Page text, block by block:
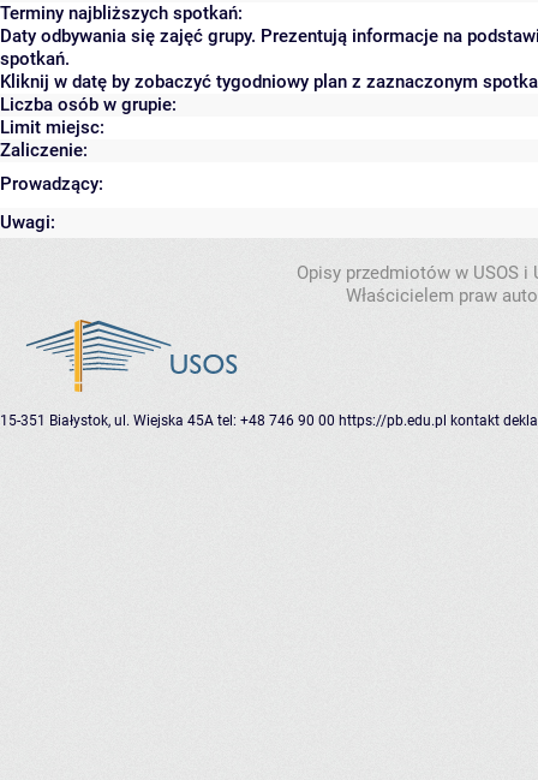
Terminy najbliższych spotkań:
Daty odbywania się zajęć grupy. Prezentują informacje na
spotkań.
Kliknij w datę by zobaczyć tygodniowy plan z zaznaczonym
Liczba osób w grupie:
Limit miejsc:
Zaliczenie:
Prowadzący:
Uwagi:
Opisy przedmiotów w USOS
Właścicielem praw
15-351 Białystok, ul. Wiejska 45A tel: +48 746 90 00 https://pb.edu.pl kontakt